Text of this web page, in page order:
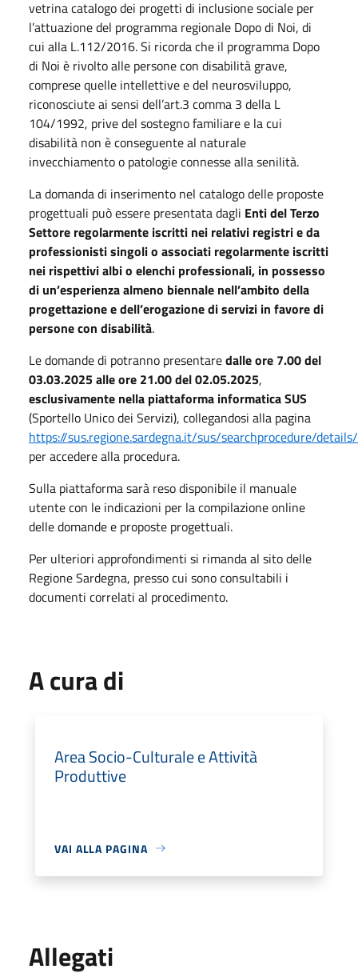
vetrina catalogo dei progetti di inclusione sociale per
l’attuazione del programma regionale Dopo di Noi, di
cui alla L.112/2016. Si ricorda che il programma Dopo
di Noi è rivolto alle persone con disabilità grave,
comprese quelle intellettive e del neurosviluppo,
riconosciute ai sensi dell’art.3 comma 3 della L
104/1992, prive del sostegno familiare e la cui
disabilità non è conseguente al naturale
invecchiamento o patologie connesse alla senilità.
La domanda di inserimento nel catalogo delle proposte
progettuali può essere presentata dagli Enti del Terzo
Settore regolarmente iscritti nei relativi registri e da
professionisti singoli o associati regolarmente iscritti
nei rispettivi albi o elenchi professionali, in possesso
di un’esperienza almeno biennale nell’ambito della
progettazione e dell’erogazione di servizi in favore di
persone con disabilità.
Le domande di potranno presentaredalle ore 7.00 del
03.03.2025alle ore 21.00 del 02.05.2025,
esclusivamente nella piattaforma informatica SUS
(Sportello Unico dei Servizi), collegandosi alla pagina
https://sus.regione.sardegna.it/sus/searchprocedure/
per accedere alla procedura.
Sulla piattaforma sarà reso disponibile il manuale
utente con le indicazioni per la compilazione online
delle domande e proposte progettuali.
Per ulteriori approfondimenti si rimanda al sito delle
Regione Sardegna, presso cui sono consultabili i
documenti correlati al procedimento.
A cura di
Area Socio-Culturale e Attività
Produttive
VAI ALLA PAGINA
Allegati